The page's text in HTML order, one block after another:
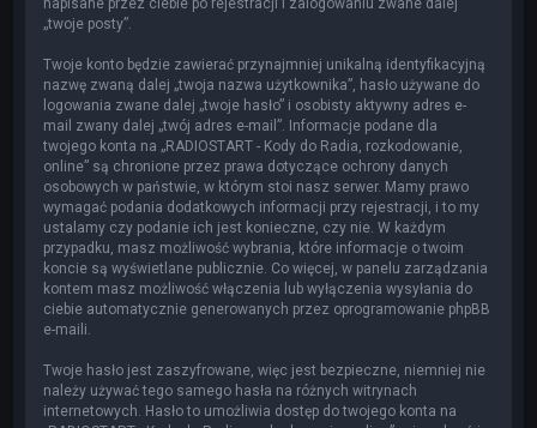
„twoje posty”.
Twoje konto będzie zawierać przynajmniej unikalną identyfikacyjną
nazwę zwaną dalej „twoja nazwa użytkownika”, hasło używane do
logowania zwane dalej „twoje hasło” i osobisty aktywny adres e-
mail zwany dalej „twój adres e-mail”. Informacje podane dla
twojego konta na „RADIOSTART - Kody do Radia, rozkodowanie,
online” są chronione przez prawa dotyczące ochrony danych
osobowych w państwie, w którym stoi nasz serwer. Mamy prawo
wymagać podania dodatkowych informacji przy rejestracji, i to my
ustalamy czy podanie ich jest konieczne, czy nie. W każdym
przypadku, masz możliwość wybrania, które informacje o twoim
koncie są wyświetlane publicznie. Co więcej, w panelu zarządzania
kontem masz możliwość włączenia lub wyłączenia wysyłania do
ciebie automatycznie generowanych przez oprogramowanie phpBB
e-maili.
Twoje hasło jest zaszyfrowane, więc jest bezpieczne, niemniej nie
należy używać tego samego hasła na różnych witrynach
internetowych. Hasło to umożliwia dostęp do twojego konta na